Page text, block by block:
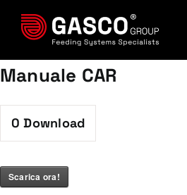
contenuto
Manuale CAR
0 Download
Scarica ora!